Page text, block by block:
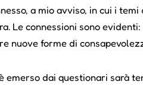
a mio avviso, in cui i
Le connessioni sono
nuove forme di
emerso dai questionari sarà